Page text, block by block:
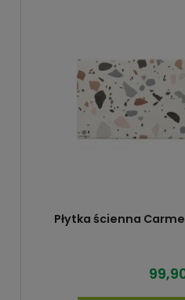
Płytka ścienna